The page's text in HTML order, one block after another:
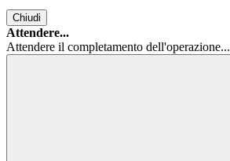
Chiudi
Attendere...
Attendere il completamento dell'operazione...